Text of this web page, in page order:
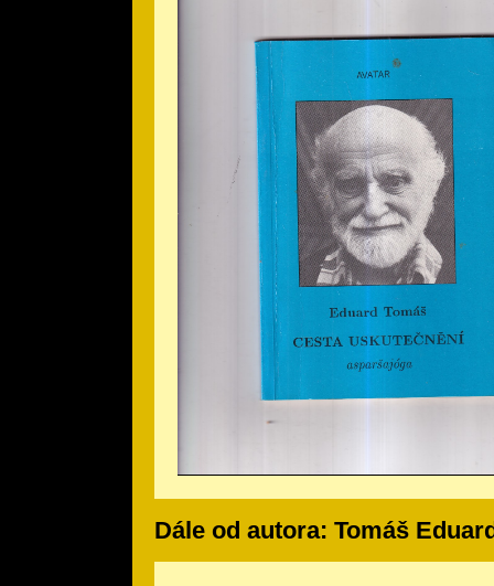
Dále od autora: Tomáš